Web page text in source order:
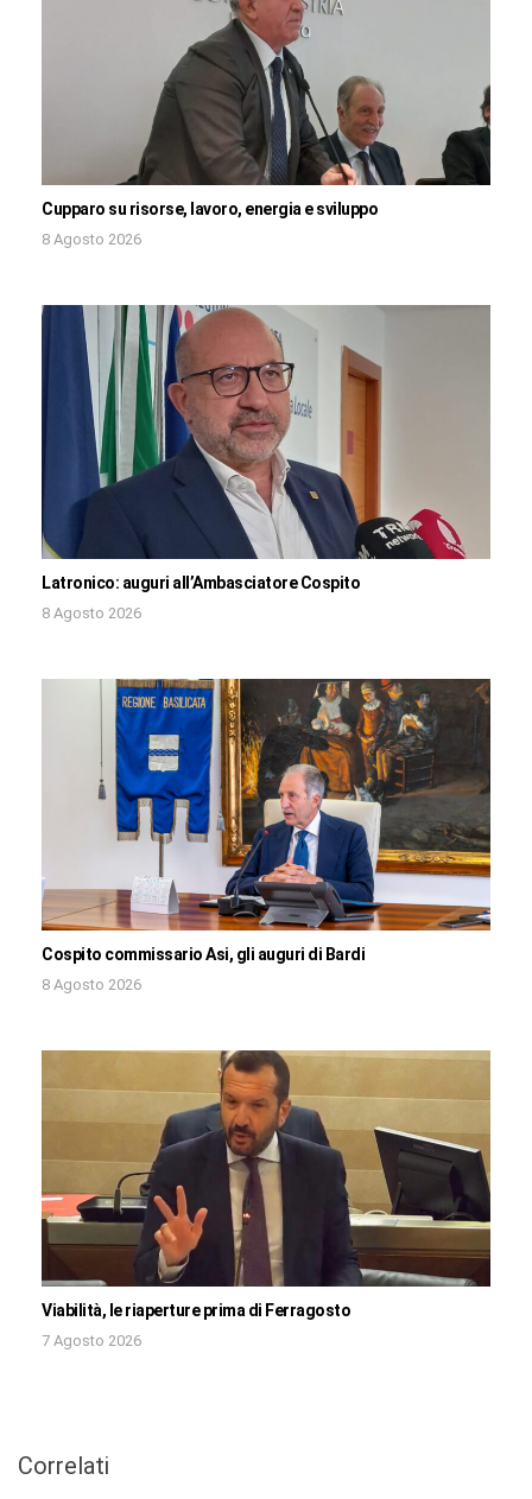
Cupparo su risorse, lavoro, energia e sviluppo
8 Agosto 2026
Latronico: auguri all’Ambasciatore Cospito
8 Agosto 2026
Cospito commissario Asi, gli auguri di Bardi
8 Agosto 2026
Viabilità, le riaperture prima di Ferragosto
7 Agosto 2026
Correlati